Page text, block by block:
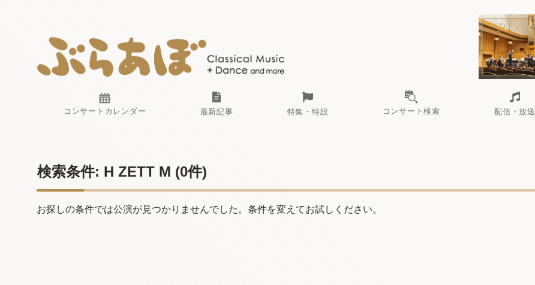
コンサートカレンダー 最新記事 特集・特設 コンサート検索 配信・放送
検索条件: H ZETT M (0件)
お探しの条件では公演が見つかりませんでした。条件を変えてお試しください。